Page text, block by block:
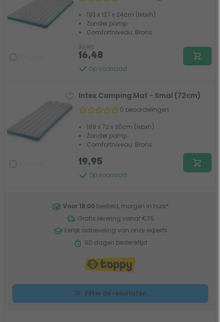
193 x 127 x 24cm (lxbxh)
Zonder pomp
Comfortniveau: Brons
Op voorraad
32,95
16,48
Intex Camping Mat - Smal (72cm)
0 beoordelingen
189 x 72 x 20cm (lxbxh)
Zonder pomp
Comfortniveau: Brons
Op voorraad
19,95
Voor 18:00 besteld, morgen in huis*
Gratis levering vanaf €75
Eerlijk aabeveling van onze experts
90 dagen bedenktijd
Filter de resultaten